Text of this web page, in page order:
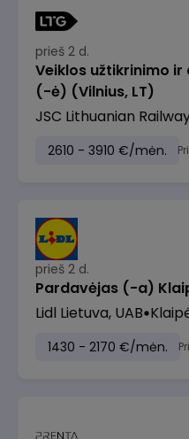
prieš 2 d.
Veiklos užtikrinimo
(-ė) (Vilnius, LT)
JSC Lithuanian
2610 - 3910 €/mėn.
prieš 2 d.
Pardavėjas (-a)
Lidl Lietuva, UAB
1430 - 2170 €/mėn.